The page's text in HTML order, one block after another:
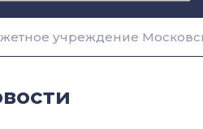
учреждение